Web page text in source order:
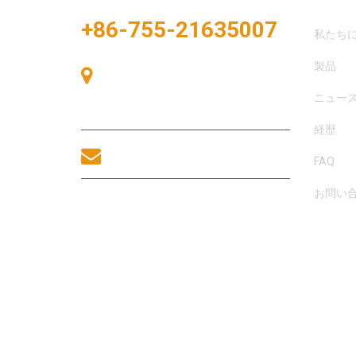
+86-755-21635007 私たち
製品
ニュース
経歴
FAQ
お問い